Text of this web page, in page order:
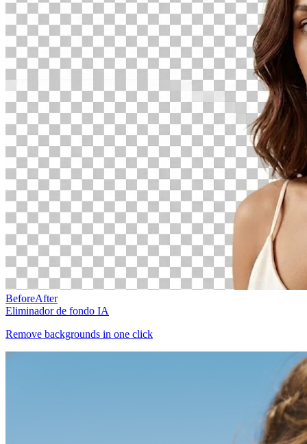
BeforeAfter
Eliminador de fondo IA
Remove backgrounds in one click